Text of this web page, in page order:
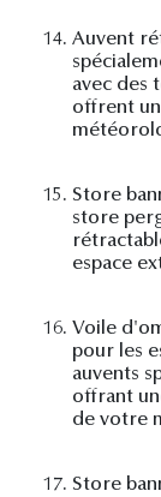
14. Auvent
avec des
offrent
15. Store
store
espace
16. Voile
pour les
auvents
offrant
de votre
17. Store